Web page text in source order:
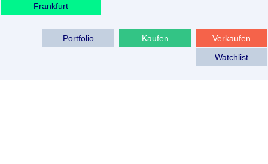
Frankfurt
Verkaufen
Kaufen
Portfolio
Watchlist